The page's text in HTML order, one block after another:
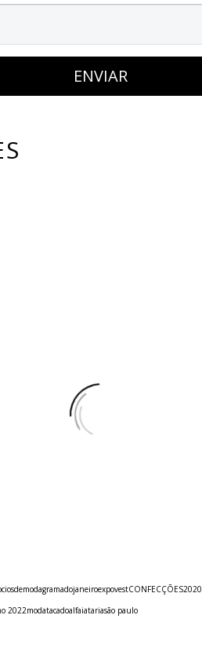
gramadojaneiroexpovestCONFECÇÕES2020
2022modatacadoalfaiatariasão paulo